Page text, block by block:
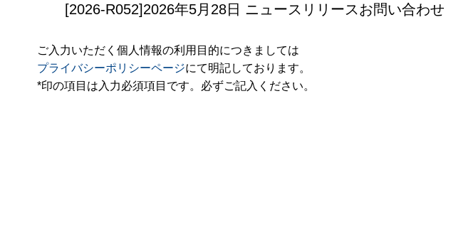
[2026-R052]2026年5月28日 ニュースリリースお問い合わせ
ご入力いただく個人情報の利用目的につきましては
プライバシーポリシーページにて明記しております。
*印の項目は入力必須項目です。必ずご記入ください。